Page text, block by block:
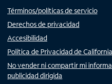
Términos/políticas de servicio
Derechos de privacidad
Accesibilidad
Política de Privacidad de California
No vender ni compartir mi
publicidad dirigida